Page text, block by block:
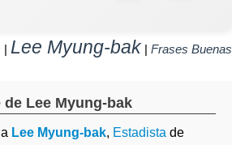
| Lee Myung-bak | Frases Buenas
Lee Myung-bak
Lee Myung-bak, Estadista de